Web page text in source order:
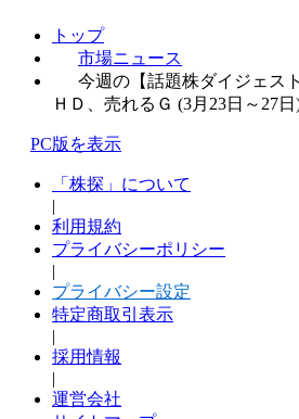
トップ
市場ニュース
今週の【話題株ダイジェス
ＨＤ、売れるＧ (3月23日～27日
PC版を表示
「株探」について
|
利用規約
プライバシーポリシー
|
プライバシー設定
特定商取引表示
|
採用情報
|
運営会社